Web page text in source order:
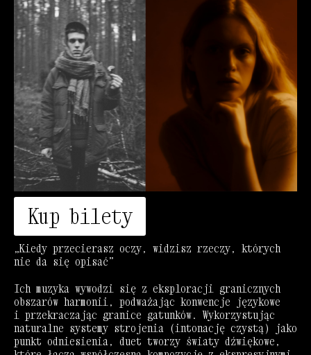
Kup bilety
„Kiedy przecierasz oczy, widzisz rzeczy, których
nie da się opisać”
Ich muzyka wywodzi się z eksploracji granicznych
obszarów harmonii, podważając konwencje językowe
i przekraczając granice gatunków. Wykorzystując
naturalne systemy strojenia (intonację czystą) jako
punkt odniesienia, duet tworzy światy dźwiękowe,